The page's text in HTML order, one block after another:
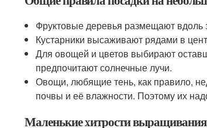
Фруктовые деревья размещают вдоль
Кустарники высаживают рядами в
Для овощей и цветов выбирают
предпочитают солнечные лучи.
Овощи, любящие тень, как правило,
почвы и её влажности. Поэтому их
Маленькие хитрости выращивания